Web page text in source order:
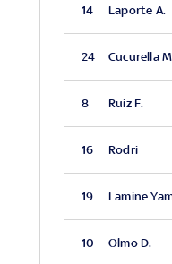
14 Laporte A.
24 Cucurella
8 Ruiz F.
16 Rodri
19 Lamine
10 Olmo D.